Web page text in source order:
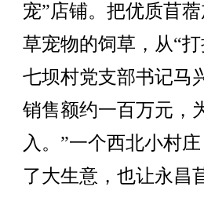
宠”店铺。把优质苜
草宠物的饲草，从“
七坝村党支部书记马
销售额约一百万元，
入。”一个西北小村
了大生意，也让永昌